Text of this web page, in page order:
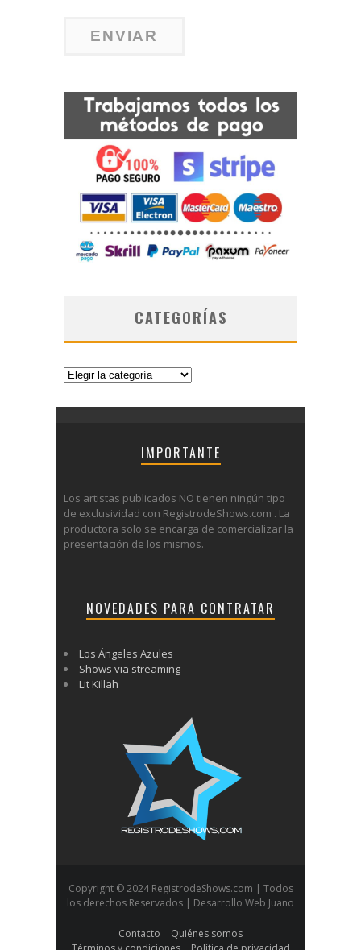
CATEGORÍAS
Categorías
IMPORTANTE
Los artistas publicados NO tienen ningún tipo
de exclusividad con RegistrodeShows.com . La
productora solo se encarga de comercializar la
presentación de los mismos.
NOVEDADES PARA CONTRATAR
Los Ángeles Azules
Shows via streaming
Lit Killah
Copyright © 2024 RegistrodeShows.com | Todos
los derechos Reservados | Desarrollo Web Juano
Contacto
Quiénes somos